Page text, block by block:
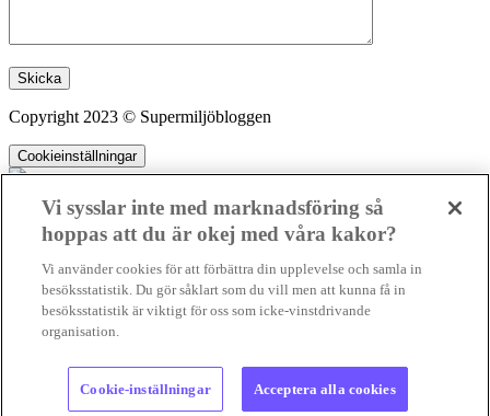
Lämna detta fält tomt.
Copyright 2023 © Supermiljöbloggen
Cookieinställningar
ideella redaktion drivit miljödebatten framåt genom nyhetsbevakning
och granskningar. Nu vill vi utveckla vårt arbete – och vi hoppas att
du vill hjälpa oss.
1231368703
Läs vad vi vill göra
Vi sysslar inte med marknadsföring så
hoppas att du är okej med våra kakor?
Vi använder cookies för att förbättra din upplevelse och samla in
besöksstatistik. Du gör såklart som du vill men att kunna få in
besöksstatistik är viktigt för oss som icke-vinstdrivande
organisation.
Cookie-inställningar Acceptera alla cookies